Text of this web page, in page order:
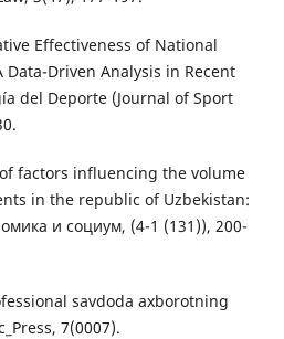
Effectiveness of National
Data-Driven Analysis in Recent
del Deporte (Journal of Sport
factors influencing the volume
in the republic of Uzbekistan:
и социум, (4-1 (131)), 200-
savdoda axborotning
7(0007).